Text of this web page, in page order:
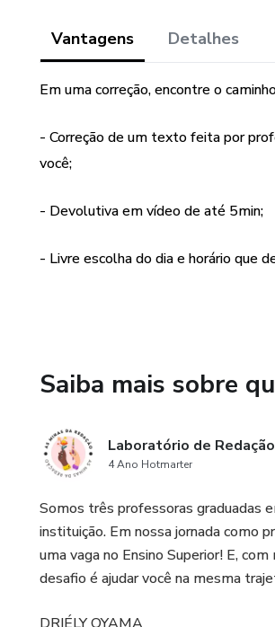
Vantagens Detalhes
Em uma correção, encontre o
- Correção de um texto feita por
você;
- Devolutiva em vídeo de até 5min;
- Livre escolha do dia e horário que
Saiba mais sobre
Laboratório de
4 Ano Hotmarter
Somos três professoras graduadas
instituição. Em nossa jornada como
uma vaga no Ensino Superior! E,
desafio é ajudar você na mesma